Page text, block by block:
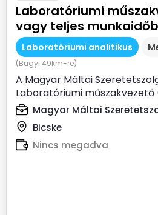
Laboratóriumi
vagy teljes
Laboratóriumi analitikus
(Bugyi 49km-re)
A Magyar Máltai
Laboratóriumi műszakvezető
Magyar Máltai
Bicske
Nincs megadva